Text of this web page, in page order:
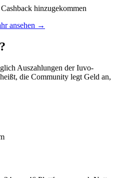
hinzugekommen
ansehen →
Auszahlungen der Iuvo-
die Community legt Geld an,